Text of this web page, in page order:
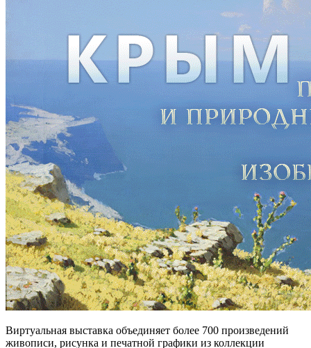
Виртуальная выставка объединяет более 700 произведений
живописи, рисунка и печатной графики из коллекции